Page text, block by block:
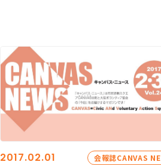
2017.02.01 会報誌CANVAS